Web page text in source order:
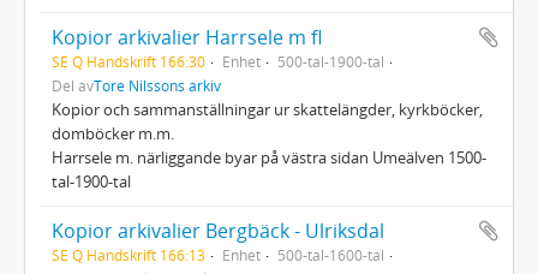
Kopior arkivalier Harrsele m fl
SE Q Handskrift 166:30 Enhet
500-tal-1900-tal
Del avTore Nilssons arkiv
Kopior och sammanställningar ur skattelängder, kyrkböcker,
domböcker m.m.
Harrsele m. närliggande byar på västra sidan Umeälven 1500-
tal-1900-tal
Kopior arkivalier Bergbäck - Ulriksdal
SE Q Handskrift 166:13 Enhet
500-tal-1600-tal